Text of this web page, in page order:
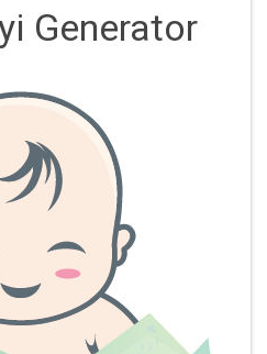
Generator